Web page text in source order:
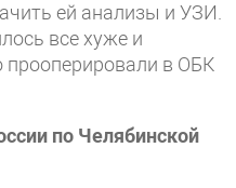
ей анализы и УЗИ.
все хуже и
прооперировали в ОБК
по Челябинской